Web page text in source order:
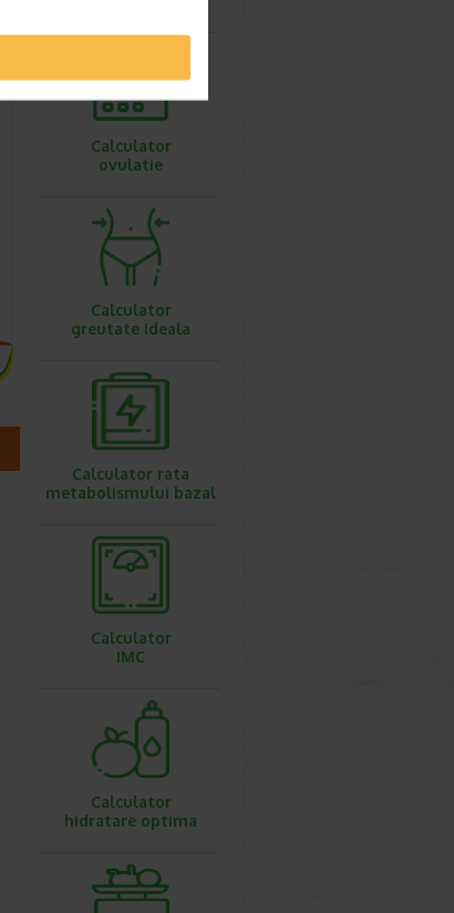
Calculator
ovulatie
Calculator
greutate ideala
Calculator rata
metabolismului bazal
Calculator
IMC
Calculator
hidratare optima